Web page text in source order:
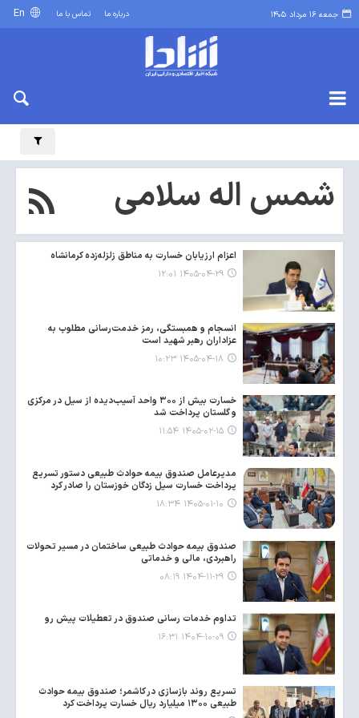
جمعه ۱۶ مرداد ۱۴۰۵ درباره ما تماس با ما
شمس اله سلامی
اعزام ارزیابان خسارت به مناطق زلزله‌زده کرمانشاه
۱۴۰۵-۰۴-۲۹ ۱۲:۰۱
انسجام و همبستگی، رمز خدمت‌رسانی مطلوب به
عزاداران رهبر شهید است
۱۴۰۵-۰۴-۱۸ ۱۰:۲۳
خسارت بیش از ۳۰۰ واحد آسیب‌دیده از سیل در مرکزی
و گلستان پرداخت شد
۱۴۰۵-۰۲-۱۵ ۱۱:۵۴
مدیرعامل صندوق بیمه حوادث طبیعی دستور تسریع
پرداخت خسارت سیل زدگان خوزستان را صادر کرد
۱۴۰۵-۰۱-۱۰ ۱۸:۳۴
صندوق بیمه حوادث طبیعی ساختمان در مسیر تحولات
راهبردی، مالی و خدماتی
۱۴۰۴-۱۱-۲۹ ۰۸:۱۹
تداوم خدمات رسانی صندوق در تعطیلات پیش رو
۱۴۰۴-۱۰-۰۹ ۱۶:۳۱
تسریع روند بازسازی در کاشمر؛ صندوق بیمه حوادث
طبیعی ۱۳۰۰ میلیارد ریال خسارت پرداخت کرد